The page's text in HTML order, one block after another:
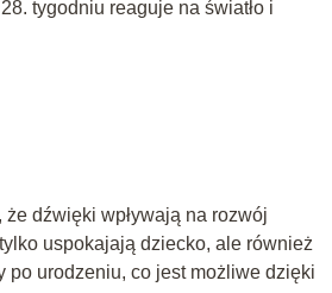
tygodniu reaguje na światło i
dźwięki wpływają na rozwój
uspokajają dziecko, ale również
po urodzeniu, co jest możliwe dzięki